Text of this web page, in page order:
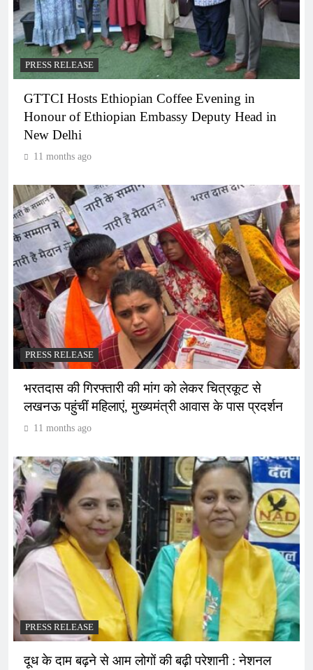
PRESS RELEASE
GTTCI Hosts Ethiopian Coffee Evening in
Honour of Ethiopian Embassy Deputy Head in
New Delhi
11 months ago
PRESS RELEASE
भरतदास की गिरफ्तारी की मांग को लेकर चित्रकूट से
लखनऊ पहुंचीं महिलाएं, मुख्यमंत्री आवास के पास प्रदर्शन
11 months ago
PRESS RELEASE
दूध के दाम बढ़ने से आम लोगों की बढ़ी परेशानी : नेशनल